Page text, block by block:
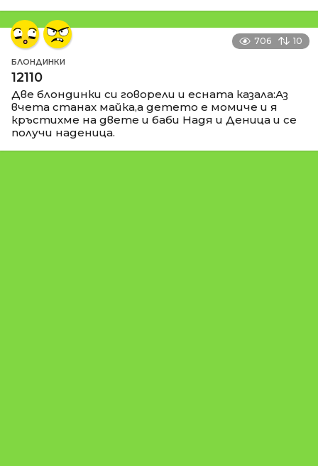
706 10
БЛОНДИНКИ
12110
Две блондинки си говорели и есната казала:Аз
вчета станах майка,а детето е момиче и я
кръстихме на двете и баби Надя и Деница и се
получи наденица.